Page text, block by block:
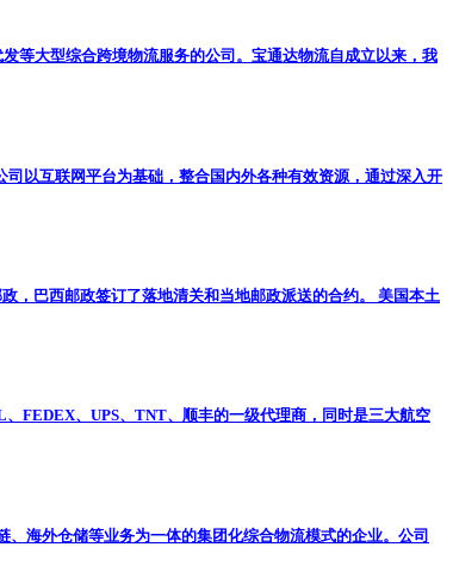
等大型综合跨境物流服务的公司。宝通达物流自成立以来，我
以互联网平台为基础，整合国内外各种有效资源，通过深入开
，巴西邮政签订了落地清关和当地邮政派送的合约。 美国本土
FEDEX、UPS、TNT、顺丰的一级代理商，同时是三大航空
海外仓储等业务为一体的集团化综合物流模式的企业。公司